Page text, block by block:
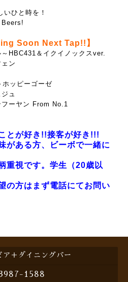
ひと時を！
Soon Next Tap!!】
HBC431＆イクイノックスver.
ン
ッピーゴーゼ
ュ
ーヤン From No.1
とが好き!!接客が好き!!!
がある方、ビーボで一緒に
重視です。学生（20歳以
の方はまず電話にてお問い
ア＋ダイニングバー
1588